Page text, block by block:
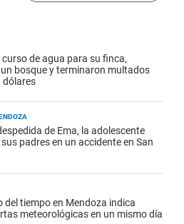
de agua para su finca,
bosque y terminaron multados
dólares
de Ema, la adolescente
padres en un accidente en San
del tiempo en Mendoza indica
meteorológicas en un mismo día